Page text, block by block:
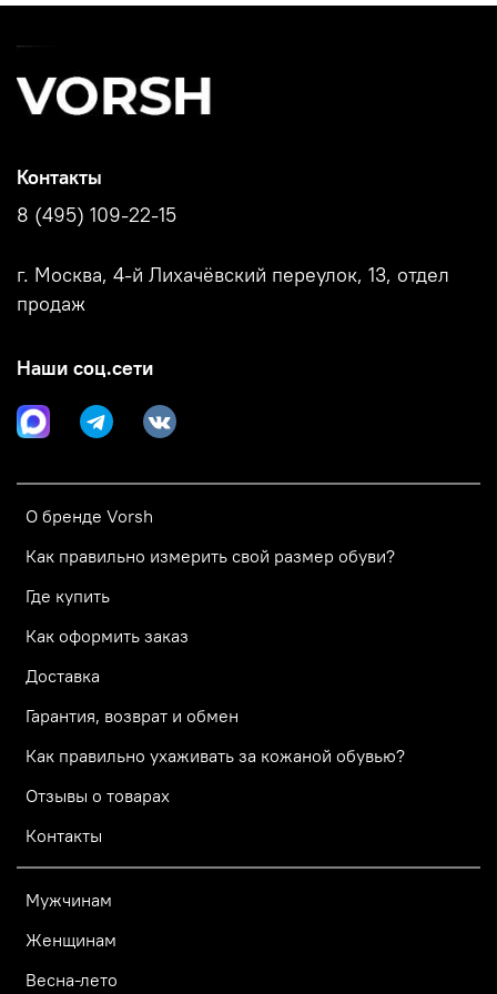
О бренде Vorsh
Как правильно измерить свой размер обуви?
Где купить
Как оформить заказ
Доставка
Гарантия, возврат и обмен
Как правильно ухаживать за кожаной обувью?
Отзывы о товарах
Контакты
Мужчинам
Женщинам
Весна-лето
Контакты
8 (495) 109-22-15
г. Москва, 4-й Лихачёвский переулок, 13, отдел
продаж
Наши соц.сети